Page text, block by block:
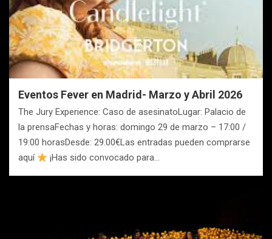
Eventos Fever en Madrid- Marzo y Abril 2026
The Jury Experience: Caso de asesinatoLugar: Palacio de
la prensaFechas y horas: domingo 29 de marzo – 17:00 /
19:00 horasDesde: 29.00€Las entradas pueden comprarse
aquí
¡Has sido convocado para…